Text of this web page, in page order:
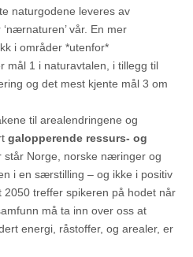
naturgodene leveres av
‘nærnaturen’ vår. En mer
i områder *utenfor*
mål 1 i naturavtalen, i tillegg til
og det mest kjente mål 3 om
til arealendringene og
galopperende ressurs- og
står Norge, norske næringer og
i en særstilling – og ikke i positiv
2050 treffer spikeren på hodet når
må ta inn over oss at
energi, råstoffer, og arealer, er